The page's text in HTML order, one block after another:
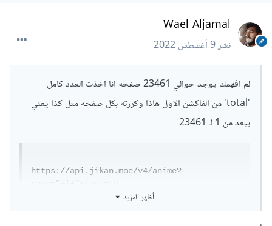
Wael Aljamal
نشر9 أغسطس 2022
لم افهمك يوجد حوالي 23461 صفحه انا اخذت العدد كامل
'total' من الفاكشن الاول هاذا وكررته بكل صفحه مثل كذا يعني
بيعد من 1 لـ 23461
https://api.jikan.moe/v4/anime?
page="+i+"&type=tv
أظهر المزيد